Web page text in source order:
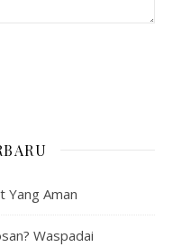
Yang Aman
Waspadai